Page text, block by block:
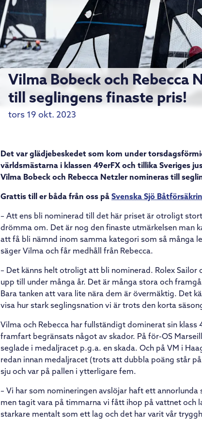
Vilma Bobeck och Rebecca
till seglingens finaste pris!
tors 19 okt. 2023
Det var glädjebeskedet som kom under
världsmästarna i klassen 49erFX och tillika Sveriges
Vilma Bobeck och Rebecca Netzler nomineras till
Grattis till er båda från oss på Svenska Sjö
– Att ens bli nominerad till det här priset är otroligt
drömma om. Det är nog den finaste utmärkelsen man
att få bli nämnd inom samma kategori som så många
säger Vilma och får medhåll från Rebecca.
– Det känns helt otroligt att bli nominerad. Rolex Sailor
upp till under många år. Det är många stora och
Bara tanken att vara lite nära dem är övermäktig. Det
visa hur stark seglingsnation vi är trots den korta
Vilma och Rebecca har fullständigt dominerat sin klass
framfart begränsats något av skador. På för-OS
seglade i medaljracet p.g.a. en skada. Och på VM i
redan innan medaljracet (trots att dubbla poäng står
sju och var på pallen i ytterligare fem.
– Vi har som nomineringen avslöjar haft ett annorlunda
men tagit vara på timmarna vi fått ihop på vattnet och
starkare mentalt som ett lag och det har varit vår